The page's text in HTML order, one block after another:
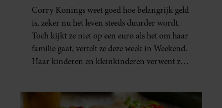
Corry Konings weet goed hoe belangrijk geld
is, zeker nu het leven steeds duurder wordt.
Toch kijkt ze niet op een euro als het om haar
familie gaat, vertelt ze deze week in Weekend.
Haar kinderen en kleinkinderen verwent ze